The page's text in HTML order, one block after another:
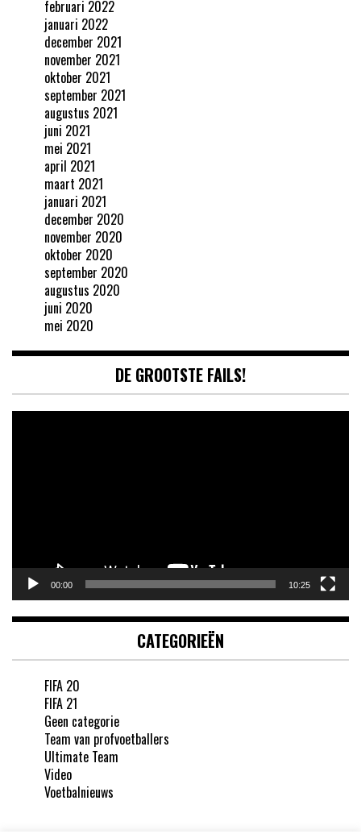
februari 2022
januari 2022
december 2021
november 2021
oktober 2021
september 2021
augustus 2021
juni 2021
mei 2021
april 2021
maart 2021
januari 2021
december 2020
november 2020
oktober 2020
september 2020
augustus 2020
juni 2020
mei 2020
DE GROOTSTE FAILS!
00:00 10:25
CATEGORIEËN
FIFA 20
FIFA 21
Geen categorie
Team van profvoetballers
Ultimate Team
Video
Voetbalnieuws